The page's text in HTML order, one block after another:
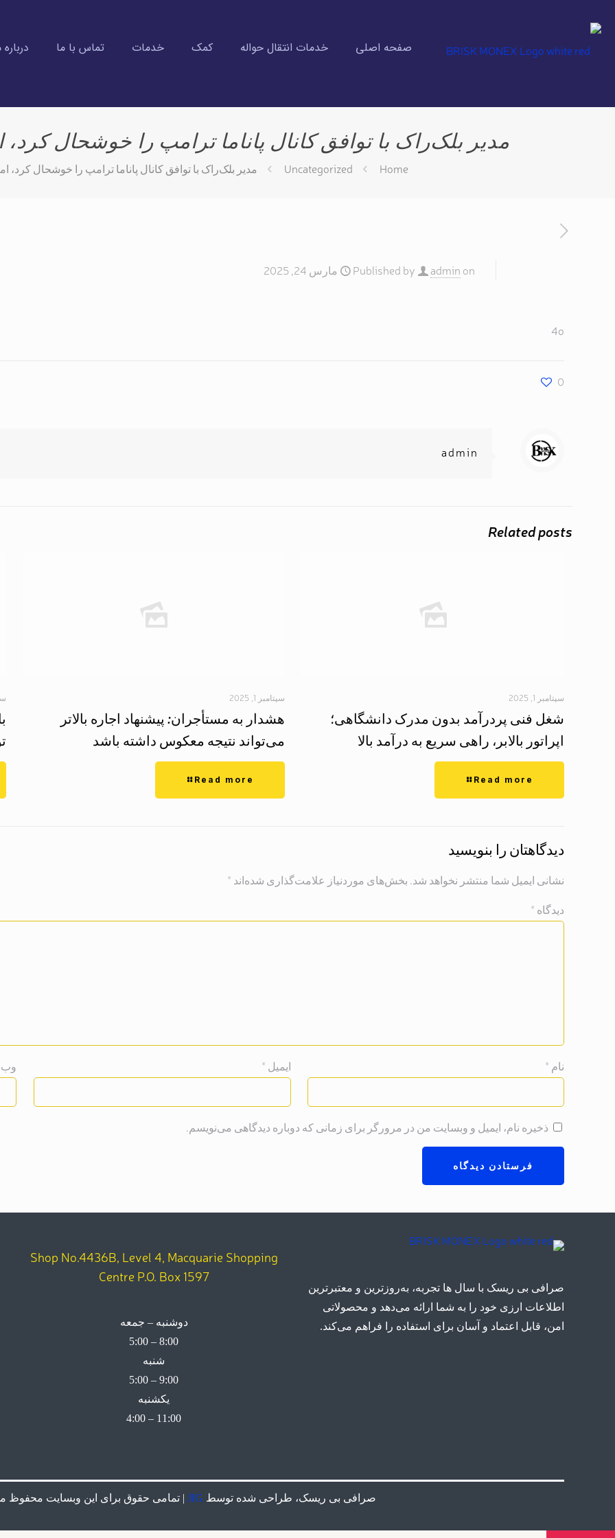
صفحه اصلی خدمات انتقال حواله کمک خدمات تماس با ما
مدیر بلک‌راک با توافق کانال پاناما ترامپ را خوشحال
Home
Uncategorized مدیر بلک‌راک با توافق کانال پاناما ترامپ را خوشحال کرد،
Published by admin on مارس 24, 2025
4o
0
admin
Related posts
سپتامبر 1, 2025
شغل فنی پردرآمد بدون مدرک دانشگاهی؛
اپراتور بالابر، راهی سریع به درآمد بالا
Read more
سپتامبر 1, 2025
هشدار به مستأجران: پیشنهاد اجاره بالاتر
می‌تواند نتیجه معکوس داشته باشد
Read more
دیدگاهتان را بنویسید
نشانی ایمیل شما منتشر نخواهد شد. بخش‌های موردنیاز علامت‌گذاری شده‌اند *
دیدگاه *
نام * ایمیل *
ذخیره نام، ایمیل و وبسایت من در مرورگر برای زمانی که دوباره دیدگاهی می‌نویسم.
صرافی بی ریسک با سال ها تجربه، به‌روزترین و معتبرترین
اطلاعات ارزی خود را به شما ارائه می‌دهد و محصولاتی
امن، قابل اعتماد و آسان برای استفاده را فراهم می‌کند.
Shop No.4436B, Level 4, Macquarie Shopping
Centre P.O. Box 1597
دوشنبه – جمعه
8:00 – 5:00
شنبه
9:00 – 5:00
یکشنبه
11:00 – 4:00
صرافی بی ریسک، طراحی شده توسط JIG | تمامی حقوق برای این وبسایت محفوظ می